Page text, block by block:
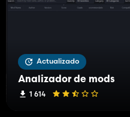
Actualizado
Analizador de mods
1 614